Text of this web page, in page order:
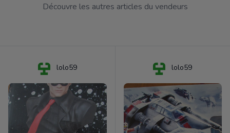
Découvre les autres articles du vendeurs
lolo59 lolo59